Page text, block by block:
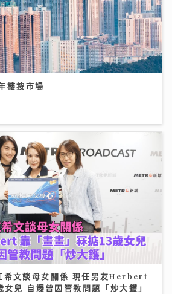
樓按市場
希文談母女關係 現任男友Herbert
兒 自爆曾因管教問題「炒大鑊」